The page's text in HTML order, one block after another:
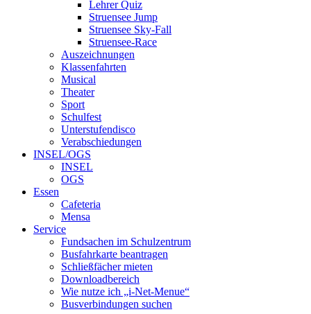
Lehrer Quiz
Struensee Jump
Struensee Sky-Fall
Struensee-Race
Auszeichnungen
Klassenfahrten
Musical
Theater
Sport
Schulfest
Unterstufendisco
Verabschiedungen
INSEL/OGS
INSEL
OGS
Essen
Cafeteria
Mensa
Service
Fundsachen im Schulzentrum
Busfahrkarte beantragen
Schließfächer mieten
Downloadbereich
Wie nutze ich „i-Net-Menue“
Busverbindungen suchen